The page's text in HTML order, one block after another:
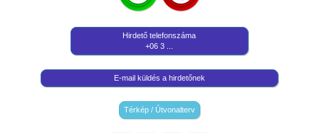
Hirdető telefonszáma
+06 3 ...
E-mail küldés a hirdetőnek
Térkép / Útvonalterv